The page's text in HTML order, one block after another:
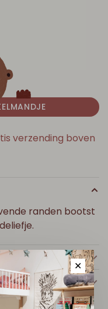
verzending boven
randen bootst
✕